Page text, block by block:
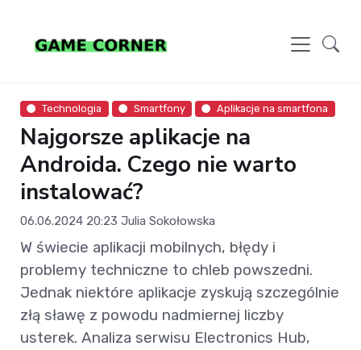
Technologia Smartfony Aplikacje na smartfona
Najgorsze aplikacje na
Androida. Czego nie warto
instalować?
06.06.2024 20:23 Julia Sokołowska
W świecie aplikacji mobilnych, błędy i
problemy techniczne to chleb powszedni.
Jednak niektóre aplikacje zyskują szczególnie
złą sławę z powodu nadmiernej liczby
usterek. Analiza serwisu Electronics Hub,